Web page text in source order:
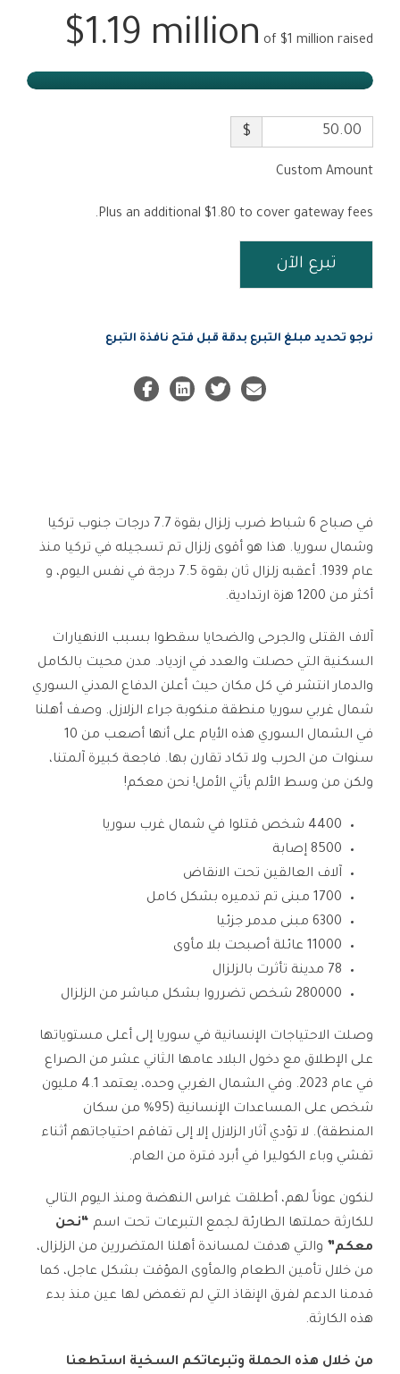
$1.19 million of $1 million raised
$
Custom Amount
Plus an additional $1.80 to cover gateway fees.
تبرع الآن
نرجو تحديد مبلغ التبرع بدقة قبل فتح نافذة التبرع
في صباح 6 شباط ضرب زلزال بقوة 7.7 درجات جنوب تركيا
وشمال سوريا. هذا هو أقوى زلزال تم تسجيله في تركيا منذ
عام 1939. أعقبه زلزال ثان بقوة 7.5 درجة في نفس اليوم، و
أكثر من 1200 هزة ارتدادية.
آلاف القتلى والجرحى والضحايا سقطوا بسبب الانهيارات
السكنية التي حصلت والعدد في ازدياد. مدن محيت بالكامل
والدمار انتشر في كل مكان حيث أعلن الدفاع المدني السوري
شمال غربي سوريا منطقة منكوبة جراء الزلازل. وصف أهلنا
في الشمال السوري هذه الأيام على أنها أصعب من 10
سنوات من الحرب ولا تكاد تقارن بها. فاجعة كبيرة آلمتنا،
ولكن من وسط الألم يأتي الأمل! نحن معكم!
4400 شخص قتلوا في شمال غرب سوريا
8500 إصابة
آلاف العالقين تحت الانقاض
1700 مبنى تم تدميره بشكل كامل
6300 مبنى مدمر جزئيا
11000 عائلة أصبحت بلا مأوى
78 مدينة تأثرت بالزلزال
280000 شخص تضرروا بشكل مباشر من الزلزال
وصلت الاحتياجات الإنسانية في سوريا إلى أعلى مستوياتها
على الإطلاق مع دخول البلاد عامها الثاني عشر من الصراع
في عام 2023. وفي الشمال الغربي وحده، يعتمد 4.1 مليون
شخص على المساعدات الإنسانية (95% من سكان
المنطقة). لا تؤدي آثار الزلازل إلا إلى تفاقم احتياجاتهم أثناء
تفشي وباء الكوليرا في أبرد فترة من العام.
لنكون عوناً لهم، أطلقت غراس النهضة ومنذ اليوم التالي
للكارثة حملتها الطارئة لجمع التبرعات تحت اسم “نحن
معكم” والتي هدفت لمساندة أهلنا المتضررين من الزلزال،
من خلال تأمين الطعام والمأوى المؤقت بشكل عاجل، كما
قدمنا الدعم لفرق الإنقاذ التي لم تغمض لها عين منذ بدء
هذه الكارثة.
من خلال هذه الحملة وتبرعاتكم السخية استطعنا